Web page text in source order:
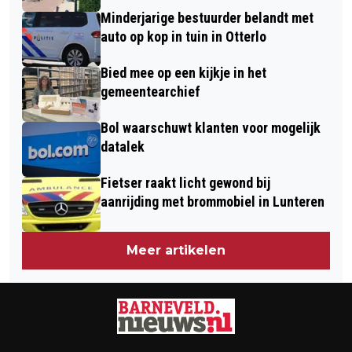
GAAT
Minderjarige bestuurder belandt met
auto op kop in tuin in Otterlo
Bied mee op een kijkje in het
gemeentearchief
Bol waarschuwt klanten voor mogelijk
datalek
Fietser raakt licht gewond bij
aanrijding met brommobiel in Lunteren
Meer artikelen